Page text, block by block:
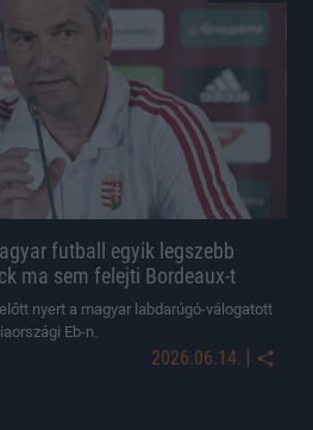
futball egyik legszebb
ma sem felejti Bordeaux-t
nyert a magyar labdarúgó-válogatott
Eb-n.
2026.06.14. |